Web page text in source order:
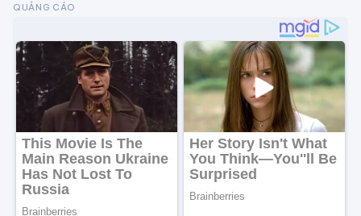
Phong thủy vượng tài cuối năm:
Dùng Thiềm Thừ đúng cách thúc tài
cực nhanh
Chuẩn bị phòng cưới chuẩn phong
thủy để đôi lứa hạnh phúc mãi không
thôi
Mệnh Kim hợp màu gì, kỵ màu gì, ứng